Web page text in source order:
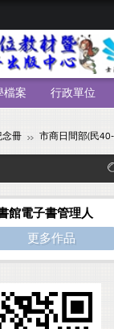
檔案 行政單位
念冊 市商日間部(民
館電子書管理人
更多作品